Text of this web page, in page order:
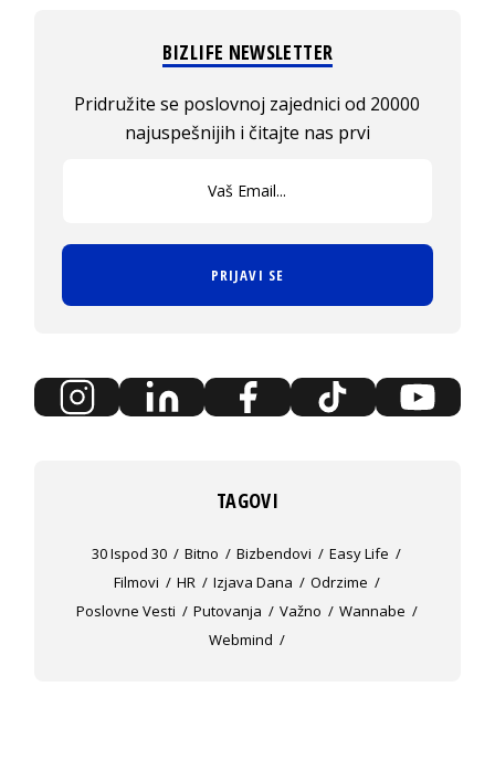
BIZLIFE NEWSLETTER
Pridružite se poslovnoj zajednici od 20000
najuspešnijih i čitajte nas prvi
PRIJAVI SE
TAGOVI
30 Ispod 30 Bitno Bizbendovi
Easy Life
Filmovi
HR Izjava Dana
Odrzime
Poslovne Vesti
Putovanja Važno
Wannabe
Webmind